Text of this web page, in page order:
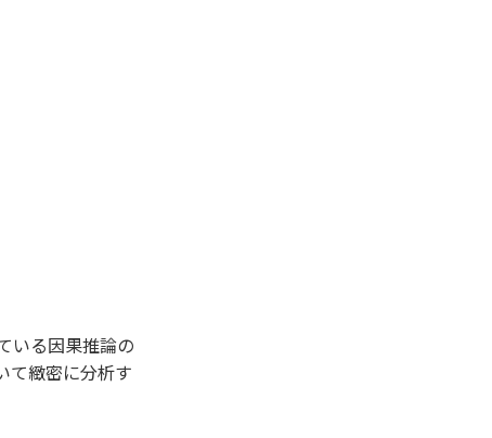
いる因果推論の
て緻密に分析す